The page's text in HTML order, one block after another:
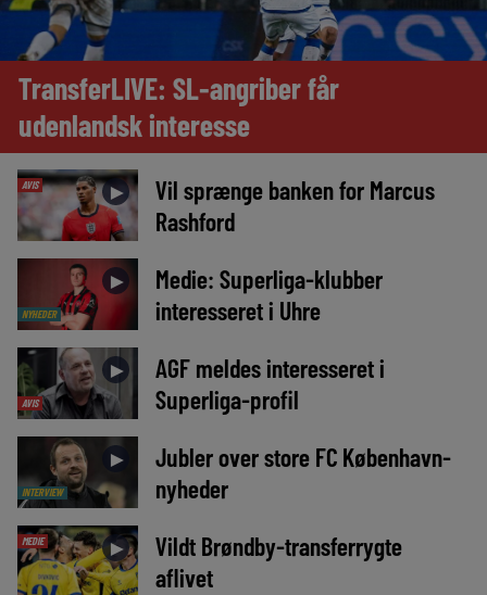
TransferLIVE: SL-angriber får
udenlandsk interesse
AVIS ►
Vil sprænge banken for Marcus
Rashford
NYHEDER
►
Medie: Superliga-klubber
interesseret i Uhre
AVIS
►
AGF meldes interesseret i
Superliga-profil
INTERVIEW
►
Jubler over store FC København-
nyheder
MEDIE ►
Vildt Brøndby-transferrygte
aflivet